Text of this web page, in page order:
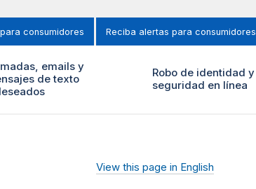
consumidores Reciba alertas para consumidores
emails y
de texto
Robo de identidad y
seguridad en línea
View this page in English